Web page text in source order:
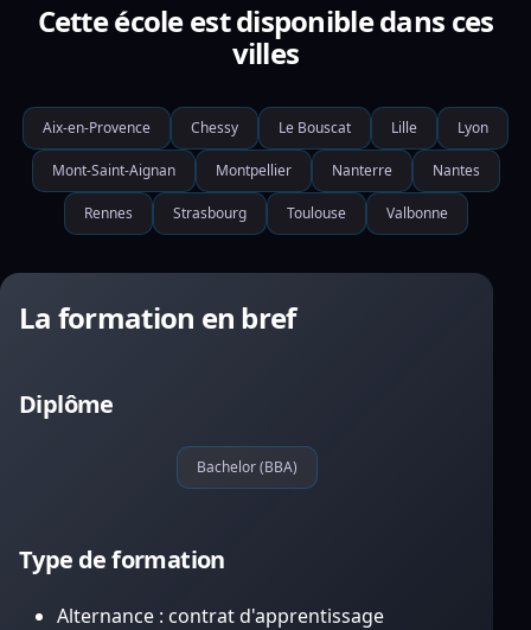
Cette école est disponible dans ces
villes
Aix-en-Provence Chessy Le Bouscat Lille Lyon
Mont-Saint-Aignan Montpellier Nanterre Nantes
Rennes Strasbourg Toulouse Valbonne
La formation en bref
Diplôme
Bachelor (BBA)
Type de formation
Alternance : contrat d'apprentissage